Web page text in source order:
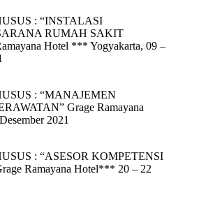
: “INSTALASI
RUMAH SAKIT
Hotel *** Yogyakarta, 09 –
: “MANAJEMEN
Grage Ramayana
2021
: “ASESOR KOMPETENSI
Ramayana Hotel*** 20 – 22